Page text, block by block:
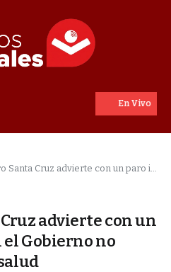
advierte con un paro indefinido si el Gobierno no atiende al sector salud
advierte con un
Gobierno no